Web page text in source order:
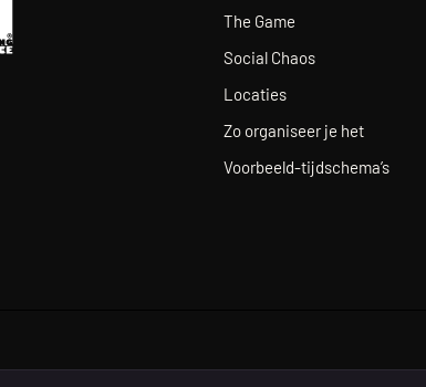
The Game
Social Chaos
Locaties
Zo organiseer je het
Voorbeeld-tijdschema’s